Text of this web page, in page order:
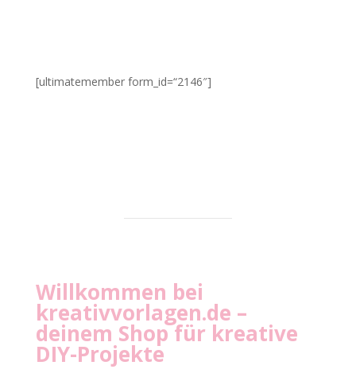
[ultimatemember form_id=“2146″]
Willkommen bei
kreativvorlagen.de –
deinem Shop für kreative
DIY-Projekte